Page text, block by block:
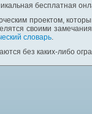
бесплатная
проектом,
своими
словарь.
без каких-либо